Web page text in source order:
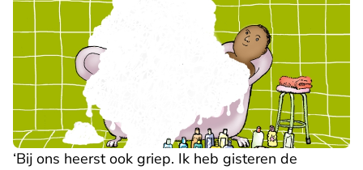
‘Bij ons heerst ook griep. Ik heb gisteren de